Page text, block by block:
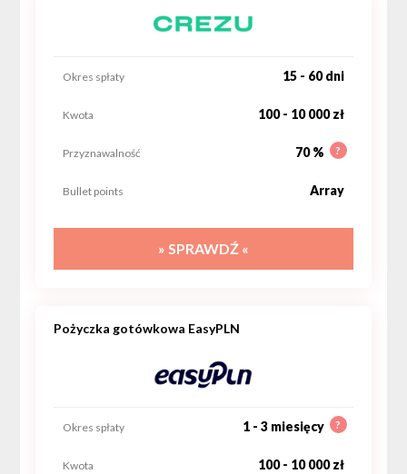
15 - 60 dni
Okres spłaty
100 - 10 000 zł
Kwota
70 % ?
Przyznawalność
Array
Bullet points
» SPRAWDŹ «
Pożyczka gotówkowa EasyPLN
1 - 3 miesięcy ?
Okres spłaty
100 - 10 000 zł
Kwota